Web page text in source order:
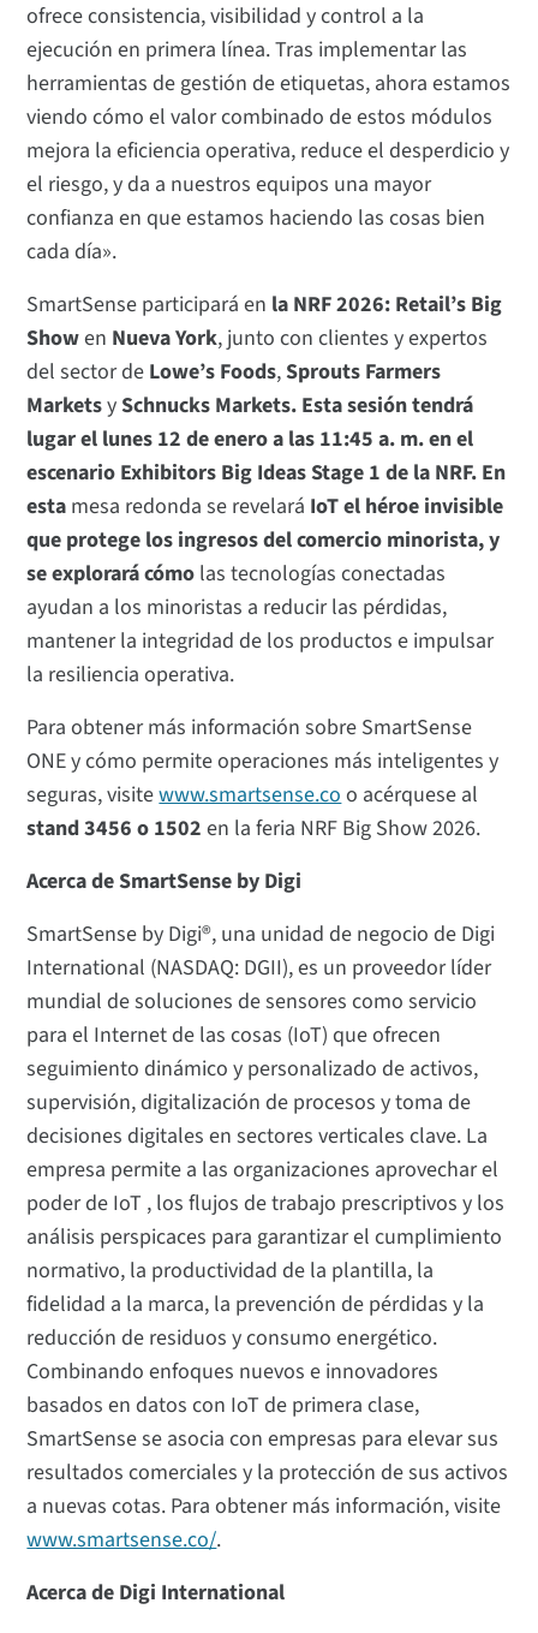
ofrece consistencia, visibilidad y control a la
ejecución en primera línea. Tras implementar las
herramientas de gestión de etiquetas, ahora estamos
viendo cómo el valor combinado de estos módulos
mejora la eficiencia operativa, reduce el desperdicio y
el riesgo, y da a nuestros equipos una mayor
confianza en que estamos haciendo las cosas bien
cada día».
SmartSense participará en la NRF 2026: Retail’s Big
Showen Nueva York, junto con clientes y expertos
del sector de Lowe’s Foods,Sprouts Farmers
MarketsySchnucks Markets. Esta sesión tendrá
lugar el lunes 12 de enero a las 11:45 a. m. en el
escenario Exhibitors Big Ideas Stage 1 de la NRF. En
esta mesa redonda se revelará IoT el héroe invisible
que protege los ingresos del comercio minorista, y
se explorará cómo las tecnologías conectadas
ayudan a los minoristas a reducir las pérdidas,
mantener la integridad de los productos e impulsar
la resiliencia operativa.
Para obtener más información sobre SmartSense
ONE y cómo permite operaciones más inteligentes y
seguras, visitewww.smartsense.coo acérquese al
stand 3456 o 1502 en la feria NRF Big Show 2026.
Acerca de SmartSense by Digi
SmartSense by Digi®, una unidad de negocio de Digi
International (NASDAQ: DGII), es un proveedor líder
mundial de soluciones de sensores como servicio
para el Internet de las cosas (IoT) que ofrecen
seguimiento dinámico y personalizado de activos,
supervisión, digitalización de procesos y toma de
decisiones digitales en sectores verticales clave. La
empresa permite a las organizaciones aprovechar el
poder de IoT , los flujos de trabajo prescriptivos y los
análisis perspicaces para garantizar el cumplimiento
normativo, la productividad de la plantilla, la
fidelidad a la marca, la prevención de pérdidas y la
reducción de residuos y consumo energético.
Combinando enfoques nuevos e innovadores
basados en datos con IoT de primera clase,
SmartSense se asocia con empresas para elevar sus
resultados comerciales y la protección de sus activos
a nuevas cotas. Para obtener más información, visite
www.smartsense.co/.
Acerca de Digi International